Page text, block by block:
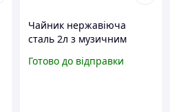
Чайник нержавіюча
сталь 2л з музичним
приготування чаю на
Готово до відправки